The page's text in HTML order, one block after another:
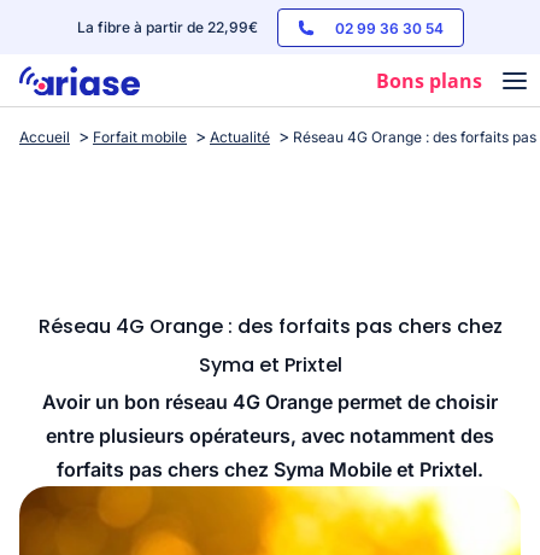
La fibre à partir de 22,99€ 02 99 36 30 54
Bons plans
Box internet
Streaming
Accueil Forfait mobile Actualité Réseau 4G Orange : des forfaits
Réseau 4G Orange : des forfaits pas chers chez
Syma et Prixtel
Avoir un bon réseau 4G Orange permet de choisir
entre plusieurs opérateurs, avec notamment des
forfaits pas chers chez Syma Mobile et Prixtel.